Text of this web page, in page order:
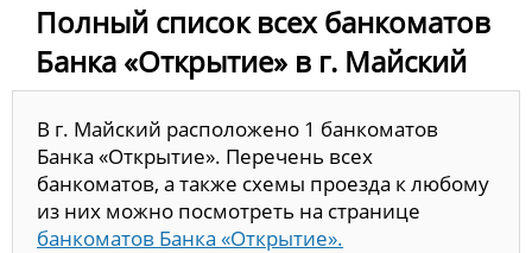
Полный список всех банкоматов
Банка «Открытие» в г. Майский
В г. Майский расположено 1 банкоматов
Банка «Открытие». Перечень всех
банкоматов, а также схемы проезда к любому
из них можно посмотреть на странице
банкоматов Банка «Открытие».